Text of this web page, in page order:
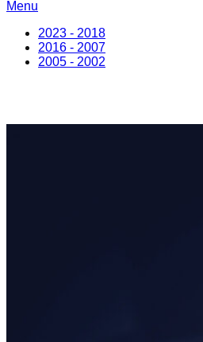
Menu
2023 - 2018
2016 - 2007
2005 - 2002